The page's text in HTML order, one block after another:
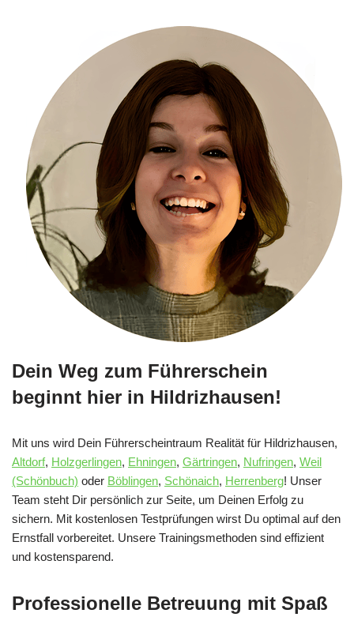
Dein Weg zum Führerschein
beginnt hier in Hildrizhausen!
Mit uns wird Dein Führerscheintraum Realität für Hildrizhausen,
Altdorf, Holzgerlingen, Ehningen, Gärtringen, Nufringen, Weil
(Schönbuch) oder Böblingen, Schönaich, Herrenberg! Unser
Team steht Dir persönlich zur Seite, um Deinen Erfolg zu
sichern. Mit kostenlosen Testprüfungen wirst Du optimal auf den
Ernstfall vorbereitet. Unsere Trainingsmethoden sind effizient
und kostensparend.
Professionelle Betreuung mit Spaß